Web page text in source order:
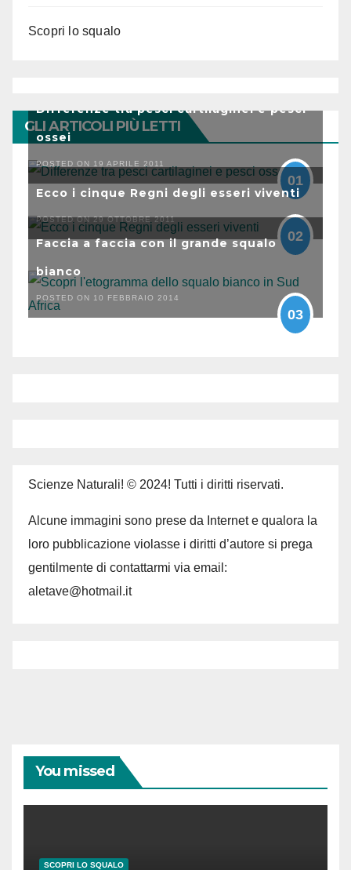
Scopri lo squalo
GLI ARTICOLI PIÙ LETTI
Differenze tra pesci cartilaginei e pesci
ossei
POSTED ON 19 APRILE 2011
01
Ecco i cinque Regni degli esseri viventi
POSTED ON 29 OTTOBRE 2011
02
Faccia a faccia con il grande squalo
bianco
POSTED ON 10 FEBBRAIO 2014
03
Scienze Naturali! © 2024! Tutti i diritti riservati.
Alcune immagini sono prese da Internet e qualora la
loro pubblicazione violasse i diritti d’autore si prega
gentilmente di contattarmi via email:
aletave@hotmail.it
You missed
SCOPRI LO SQUALO